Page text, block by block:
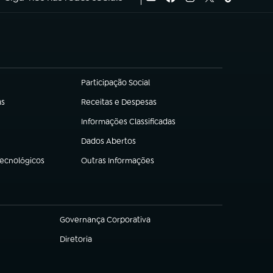
Participação Social
(abre em nova aba)
Receitas e Despesas
(abre em nova aba)
Informações Classificadas
(abre em nova aba)
Dados Abertos
(abre em nova aba)
Outras Informações
(abre em nova aba)
Governança Corporativa
(abre em nova aba)
Diretoria
(abre em nova aba)